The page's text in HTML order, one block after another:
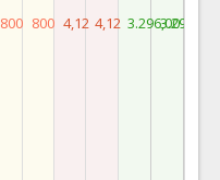
800 800 4,12 4,12 3.296,003.296,00